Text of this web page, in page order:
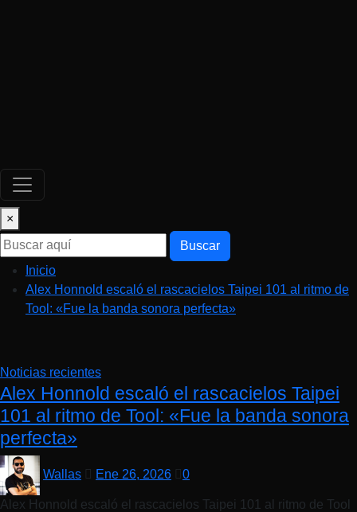
×
Buscar
Inicio
Alex Honnold escaló el rascacielos Taipei 101 al ritmo de
Tool: «Fue la banda sonora perfecta»
Noticias recientes
Alex Honnold escaló el rascacielos Taipei
101 al ritmo de Tool: «Fue la banda sonora
perfecta»
Wallas Ene 26, 2026 0
Alex Honnold escaló el rascacielos Taipei 101 al ritmo de Tool